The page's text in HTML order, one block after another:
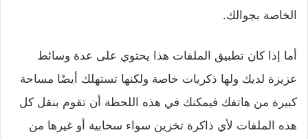
الخاصة بجوالك.
أما إذا كان تطبيق الملفات هذا يحتوي على عدة وسائط
عزيزة لديك ولها ذكريات خاصة ولكنها تستهلك أيضًا مساحة
كبيرة من هاتفك فيمكنك في هذه اللحظة أن تقوم بنقل كل
هذه الملفات لأي ذاكرة تخزين سواء سحابية أو غيرها من